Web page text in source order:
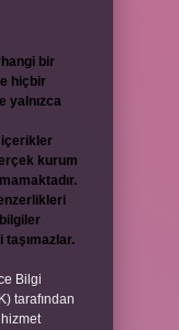
bir
hiçbir
yalnızca
içerikler
kurum
Bilgi
tarafından
hizmet